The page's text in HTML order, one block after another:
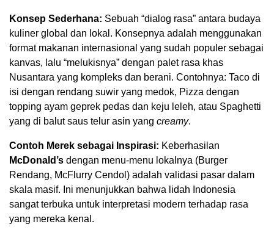
Konsep Sederhana: Sebuah “dialog rasa” antara budaya
kuliner global dan lokal. Konsepnya adalah menggunakan
format makanan internasional yang sudah populer sebagai
kanvas, lalu “melukisnya” dengan palet rasa khas
Nusantara yang kompleks dan berani. Contohnya: Taco di
isi dengan rendang suwir yang medok, Pizza dengan
topping ayam geprek pedas dan keju leleh, atau Spaghetti
yang di balut saus telur asin yang creamy.
Contoh Merek sebagai Inspirasi: Keberhasilan
McDonald’s dengan menu-menu lokalnya (Burger
Rendang, McFlurry Cendol) adalah validasi pasar dalam
skala masif. Ini menunjukkan bahwa lidah Indonesia
sangat terbuka untuk interpretasi modern terhadap rasa
yang mereka kenal.